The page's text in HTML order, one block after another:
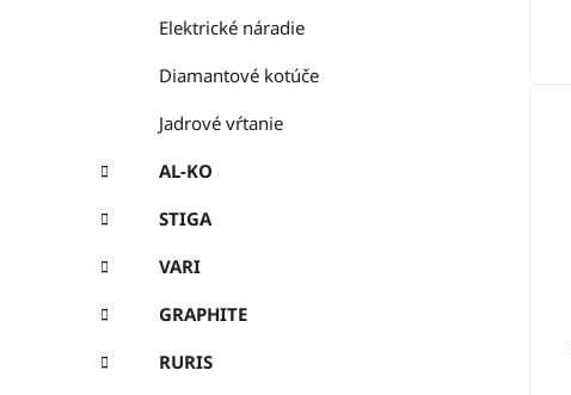
Elektrické náradie
Diamantové kotúče
Jadrové vŕtanie
AL-KO
STIGA
VARI
GRAPHITE
RURIS